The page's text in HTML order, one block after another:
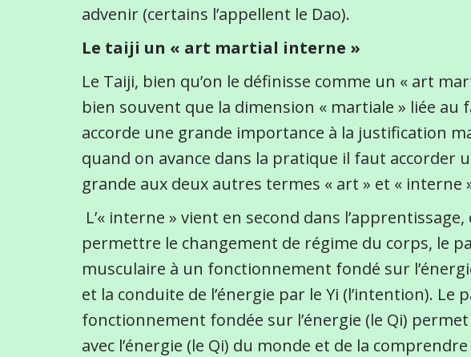
advenir (certains l’appellent le Dao).
Le taiji un « art martial interne »
Le Taiji, bien qu’on le définisse comme un « art
bien souvent que la dimension « martiale » liée au
accorde une grande importance à la justification
quand on avance dans la pratique il faut accorder
grande aux deux autres termes « art » et « interne
L’« interne » vient en second dans l’apprentissage,
permettre le changement de régime du corps, le
musculaire à un fonctionnement fondé sur
et la conduite de l’énergie par le Yi (l’intention). Le
fonctionnement fondée sur l’énergie (le Qi)
avec l’énergie (le Qi) du monde et de la